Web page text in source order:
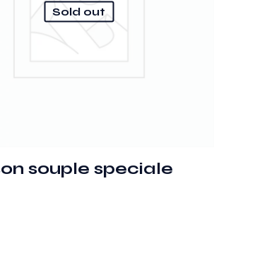
Sold out
souple speciale